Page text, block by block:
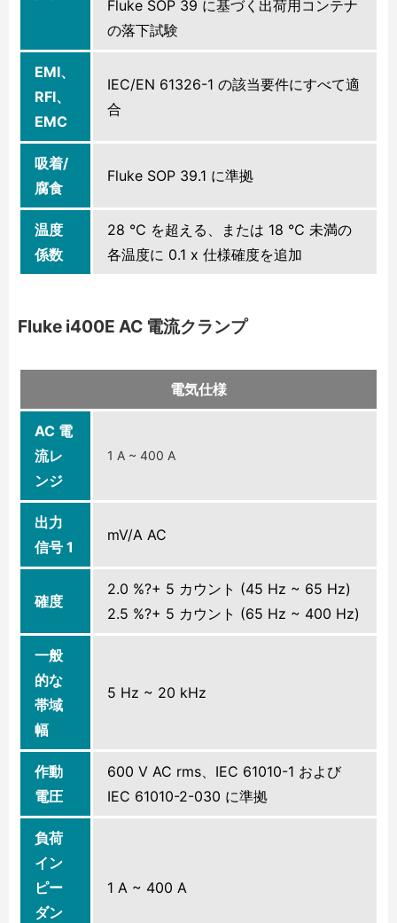
Fluke SOP 39 に基づく出荷用コンテナ
の落下試験
EMI、
RFI、
EMC
IEC/EN 61326-1 の該当要件にすべて適
合
吸着/
腐食
Fluke SOP 39.1 に準拠
温度
係数
28 ℃ を超える、または 18 ℃ 未満の
各温度に 0.1 x 仕様確度を追加
Fluke i400E AC 電流クランプ
電気仕様
AC 電
流レ
ンジ
1 A ~ 400 A
出力
信号 1
mV/A AC
確度
2.0 %?+ 5 カウント (45 Hz ~ 65 Hz)
2.5 %?+ 5 カウント (65 Hz ~ 400 Hz)
一般
的な
帯域
幅
5 Hz ~ 20 kHz
作動
電圧
600 V AC rms、IEC 61010-1 および
IEC 61010-2-030 に準拠
負荷
イン
ピー
ダン
1 A ~ 400 A